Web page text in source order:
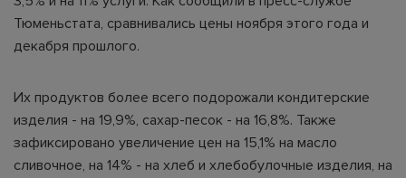
Тюменьстата, сравнивались цены ноября этого года и
декабря прошлого.
Их продуктов более всего подорожали кондитерские
изделия - на 19,9%, сахар-песок - на 16,8%. Также
зафиксировано увеличение цен на 15,1% на масло
сливочное, на 14% - на хлеб и хлебобулочные изделия, на